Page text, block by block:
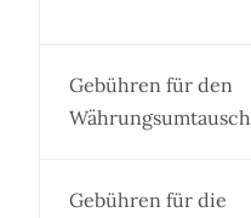
Gebühren für den
Währungsumtausch
Gebühren für die